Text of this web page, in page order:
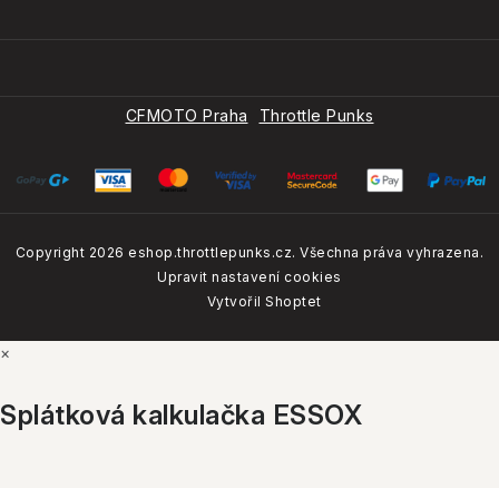
25.3.2026Jak nás hodnotí naši zákazníci?
4.8 Google
Zobrazit recenze
CFMOTO Praha Throttle Punks
Vytvořil Shoptet
Copyright 2026 eshop.throttlepunks.cz. Všechna práva vyhrazena.
Upravit nastavení cookies
×
Splátková kalkulačka ESSOX